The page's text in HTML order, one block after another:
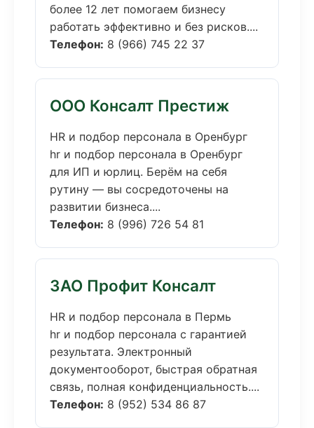
более 12 лет помогаем бизнесу
работать эффективно и без рисков....
Телефон: 8 (966) 745 22 37
ООО Консалт Престиж
HR и подбор персонала в Оренбург
hr и подбор персонала в Оренбург
для ИП и юрлиц. Берём на себя
рутину — вы сосредоточены на
развитии бизнеса....
Телефон: 8 (996) 726 54 81
ЗАО Профит Консалт
HR и подбор персонала в Пермь
hr и подбор персонала с гарантией
результата. Электронный
документооборот, быстрая обратная
связь, полная конфиденциальность....
Телефон: 8 (952) 534 86 87